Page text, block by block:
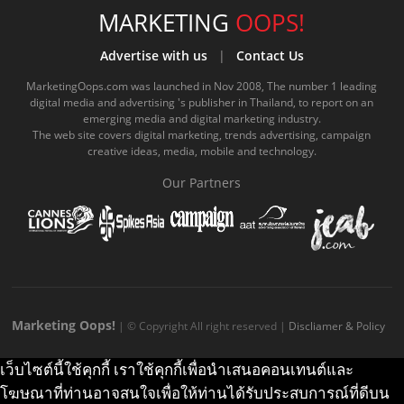
e
b
o
o
k
c
o
t
u
b
e
.
o
o
m
e
m
e
t
a
g
r
a
.
t
o
k
.
c
m
MARKETING OOPS!
Advertise with us| Contact Us
MarketingOops.com was launched in Nov 2008, The number 1 leading
digital media and advertising 's publisher in Thailand, to report on an
emerging media and digital marketing industry.
The web site covers digital marketing, trends advertising, campaign
creative ideas, media, mobile and technology.
Our Partners
Marketing Oops! | © Copyright All right reserved | Discliamer & Policy
เว็บไซต์นี้ใช้คุกกี้ เราใช้คุกกี้เพื่อนำเสนอคอนเทนต์และ
โฆษณาที่ท่านอาจสนใจเพื่อให้ท่านได้รับประสบการณ์ที่ดีบน